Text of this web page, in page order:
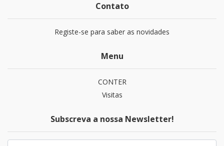
Contato
Registe-se para saber as novidades
Menu
CONTER
Visitas
Subscreva a nossa Newsletter!